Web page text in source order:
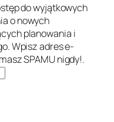
do wyjątkowych
o nowych
planowania i
Wpisz adres e-
SPAMU nigdy!.